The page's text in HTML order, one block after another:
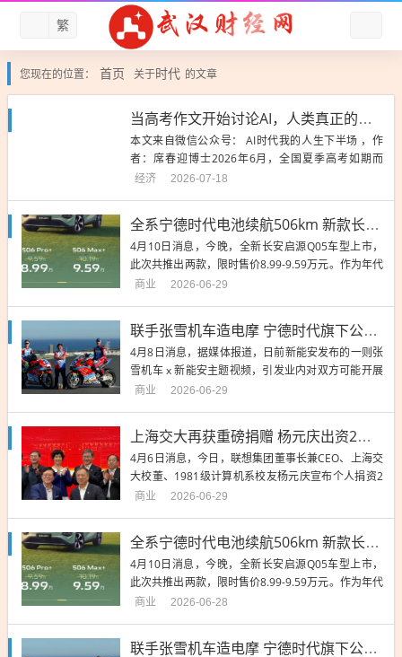
繁
您现在的位置： 首页 关于时代 的文章
当高考作文开始讨论AI，人类真正的考试才刚刚开始
本文来自微信公众号： AI时代我的人生下半场 ，作
者：席春迎博士2026年6月，全国夏季高考如期而
至。在72万山东考生与...
经济 2026-07-18
全系宁德时代电池续航506km 新款长安启源Q05上市：8.99万起
4月10日消息，今晚，全新长安启源Q05车型上市，
此次共推出两款，限时售价8.99-9.59万元。作为年代
改款车型，新款启源Q05同样采用了长安启源数智飞
商业 2026-06-29
联手张雪机车造电摩 宁德时代旗下公司新能安回应：合作初步接洽中
4月8日消息，据媒体报道，日前新能安发布的一则张
雪机车 x 新能安主题视频，引发业内对双方可能开展
合作的广泛猜测。新能安方面回应称，双方确已就电
商业 2026-06-29
上海交大再获重磅捐赠 杨元庆出资2亿支持教学楼重建改造
4月6日消息，今日，联想集团董事长兼CEO、上海交
大校董、1981级计算机系校友杨元庆宣布个人捐资2
亿元支持旧楼改造。同时联想集团宣布战略合作升
商业 2026-06-29
全系宁德时代电池续航506km 新款长安启源Q05上市：8.99万起
4月10日消息，今晚，全新长安启源Q05车型上市，
此次共推出两款，限时售价8.99-9.59万元。作为年代
改款车型，新款启源Q05同样采用了长安启源数智飞
商业 2026-06-28
联手张雪机车造电摩 宁德时代旗下公司新能安回应：合作初步接洽中